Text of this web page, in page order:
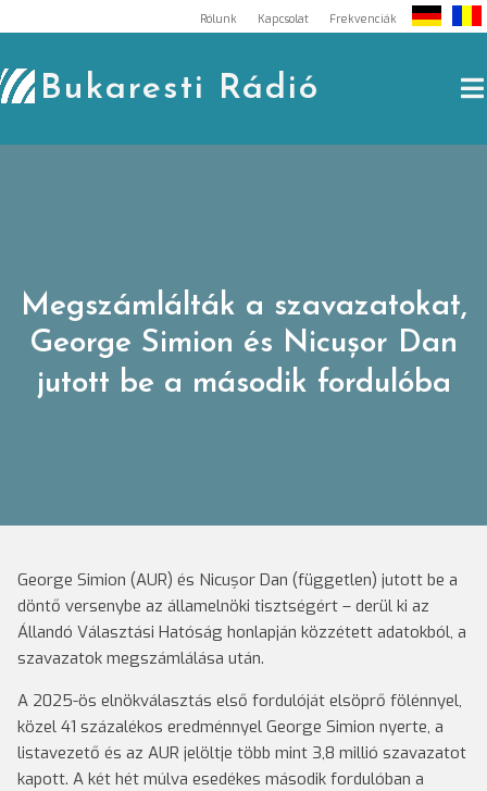
to
content
Rólunk Kapcsolat Frekvenciák
Bukaresti Rádió
Megszámlálták a szavazatokat,
George Simion és Nicușor Dan
jutott be a második fordulóba
George Simion (AUR) és Nicușor Dan (független) jutott be a
döntő versenybe az államelnöki tisztségért – derül ki az
Állandó Választási Hatóság honlapján közzétett adatokból, a
szavazatok megszámlálása után.
A 2025-ös elnökválasztás első fordulóját elsöprő fölénnyel,
közel 41 százalékos eredménnyel George Simion nyerte, a
listavezető és az AUR jelöltje több mint 3,8 millió szavazatot
kapott. A két hét múlva esedékes második fordulóban a